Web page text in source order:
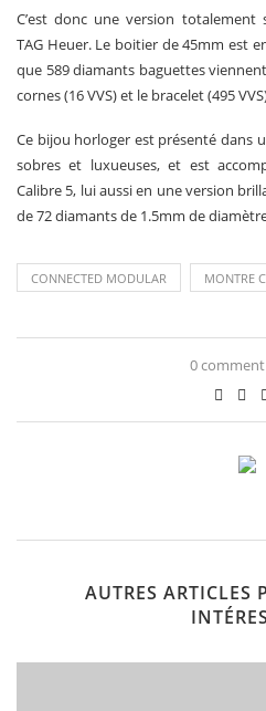
C’est donc une version totalement
TAG Heuer. Le boitier de 45mm est
que 589 diamants baguettes
cornes (16 VVS) et le bracelet (495
Ce bijou horloger est présenté dans
sobres et luxueuses, et est
Calibre 5, lui aussi en une version
de 72 diamants de 1.5mm de
CONNECTED MODULAR MONTRE
0 comment
AUTRES ARTICLES